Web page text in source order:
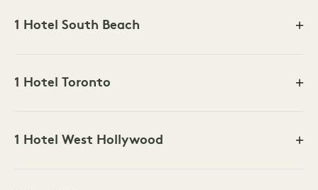
1 Hotel South Beach
1 Hotel Toronto
1 Hotel West Hollywood